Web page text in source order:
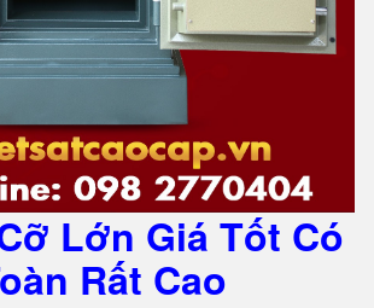
Lớn Giá Tốt Có
Rất Cao